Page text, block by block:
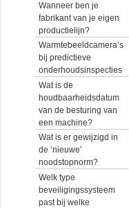
Wanneer ben je
fabrikant van je eigen
productielijn?
Warmtebeeldcamera’s
bij predictieve
onderhoudsinspecties
Wat is de
houdbaarheidsdatum
van de besturing van
een machine?
Wat is er gewijzigd in
de ‘nieuwe’
noodstopnorm?
Welk type
beveiligingssysteem
past bij welke